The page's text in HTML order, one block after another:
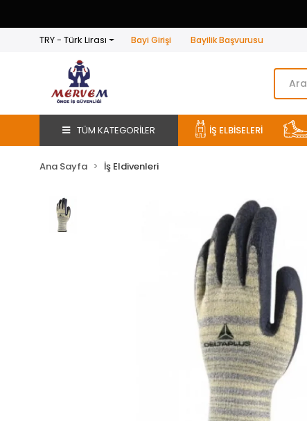
TRY - Türk Lirası Bayi Girişi Bayilik Başvurusu
TÜM KATEGORİLER İŞ ELBİSELERİ
Ana Sayfa İş Eldivenleri